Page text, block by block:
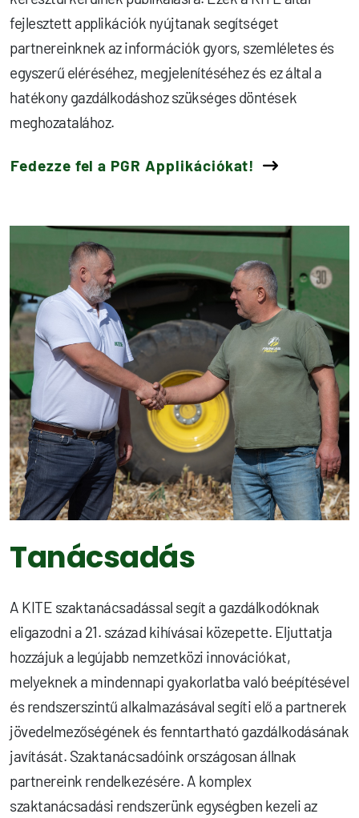
fejlesztett applikációk nyújtanak segítséget
partnereinknek az információk gyors, szemléletes és
egyszerű eléréséhez, megjelenítéséhez és ez által a
hatékony gazdálkodáshoz szükséges döntések
meghozatalához.
Fedezze fel a PGR Applikációkat!
Tanácsadás
A KITE szaktanácsadással segít a gazdálkodóknak
eligazodni a 21. század kihívásai közepette. Eljuttatja
hozzájuk a legújabb nemzetközi innovációkat,
melyeknek a mindennapi gyakorlatba való beépítésével
és rendszerszintű alkalmazásával segíti elő a partnerek
jövedelmezőségének és fenntartható gazdálkodásának
javítását. Szaktanácsadóink országosan állnak
partnereink rendelkezésére. A komplex
szaktanácsadási rendszerünk egységben kezeli az